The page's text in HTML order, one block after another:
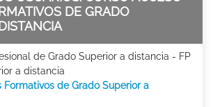
DE GRADO
de Grado Superior a distancia - FP
a distancia
Formativos de Grado Superior a